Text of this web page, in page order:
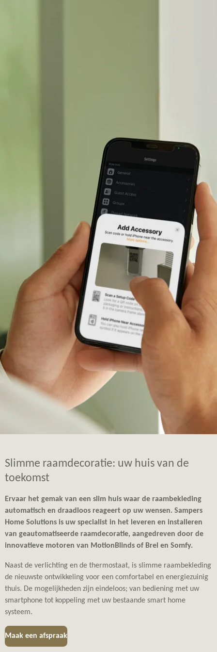
Slimme raamdecoratie: uw huis van de
toekomst
Ervaar het gemak van een slim huis waar de raambekleding
automatisch en draadloos reageert op uw wensen. Sampers
Home Solutions is uw specialist in het leveren en installeren
van geautomatiseerde raamdecoratie, aangedreven door de
innovatieve motoren van MotionBlinds of Brel en Somfy.
Naast de verlichting en de thermostaat, is slimme raambekleding
de nieuwste ontwikkeling voor een comfortabel en energiezuinig
thuis. De mogelijkheden zijn eindeloos; van bediening met uw
smartphone tot koppeling met uw bestaande smart home
systeem.
Maak een afspraak